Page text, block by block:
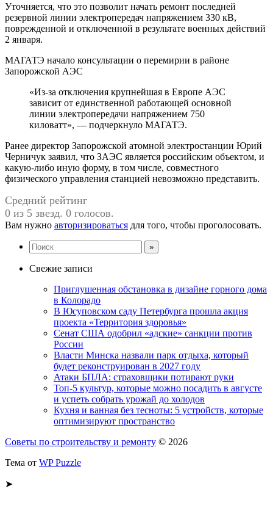
Уточняется, что это позволит начать ремонт последней
резервной линии электропередач напряжением 330 кВ,
поврежденной и отключенной в результате военных действий
2 января.
МАГАТЭ начало консультации о перемирии в районе
Запорожской АЭС
«Из-за отключения крупнейшая в Европе АЭС
зависит от единственной работающей основной
линии электропередачи напряжением 750
киловатт», — подчеркнуло МАГАТЭ.
Ранее директор Запорожской атомной электростанции Юрий
Черничук заявил, что ЗАЭС является российским объектом, и
какую-либо иную форму, в том числе, совместного
физического управления станцией невозможно представить.
Средний рейтинг
0 из 5 звезд. 0 голосов.
Вам нужно авторизироваться для того, чтобы проголосовать.
Свежие записи
Приглушенная обстановка в дизайне горного дома
в Колорадо
В Юсуповском саду Петербурга прошла акция
проекта «Территория здоровья»
Сенат США одобрил «адские» санкции против
России
Власти Минска назвали парк отдыха, который
будет реконструирован в 2027 году
Атаки БПЛА: страховщики потирают руки
Топ-5 культур, которые можно посадить в августе
и успеть собрать урожай до холодов
Кухня и ванная без тесноты: 5 устройств, которые
оптимизируют пространство
Советы по строительству и ремонту © 2026
Тема от WP Puzzle
➤